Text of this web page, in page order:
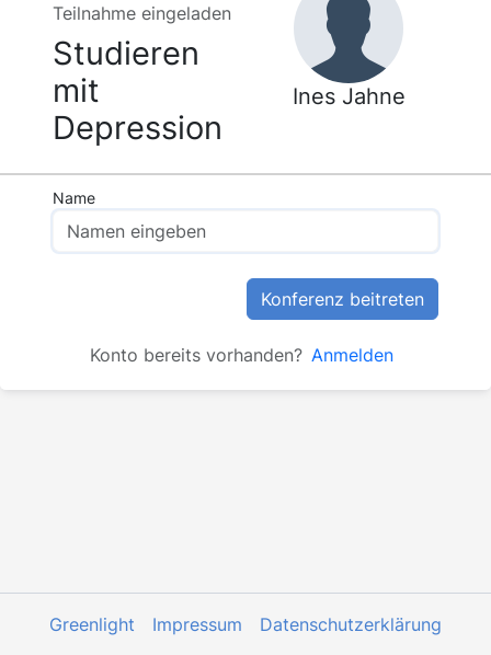
Teilnahme eingeladen
Studieren
mit
Depression
Ines Jahne
Name
Konferenz beitreten
Konto bereits vorhanden? Anmelden
Greenlight Impressum Datenschutzerklärung